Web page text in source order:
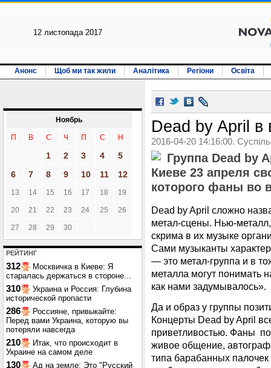
12 листопада 2017
Анонс Щоб ми так жили Аналітика Регіони Освіта
Ноябрь
П В С Ч П С Н
1 2 3 4
5
6
7 8 9 10 11 12
13 14 15 16 17 18 19
20 21 22 23 24 25 26
27 28 29 30
РЕЙТИНГ
312
Москвичка в Киеве: Я
старалась держаться в стороне...
310
Украина и Россия: Глубина
исторической пропасти
286
Россияне, привыкайте:
Перед вами Украина, которую вы
потеряли навсегда
210
Итак, что происходит в
Украине на самом деле
130
Ад на земле: Это "Русский
Dead by April в
2016-04-20 14:16:00.
Группа Dead by
Киеве 23 апреля
которого фаны во
Dead by April сложно
метал-сцены. Нью-
скрима в их музыке
Сами музыканты
— это метал-группа и в
металла могут понимать
как нами задумывалось».
Да и образ у группы
Концерты Dead by April
приветливостью. Фаны
живое общение,
типа барабанных